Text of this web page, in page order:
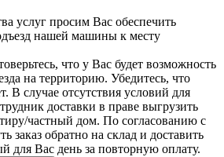
услуг просим Вас обеспечить
нашей машины к месту
что у Вас будет возможность
на территорию. Убедитесь, что
В случае отсутствия условий для
доставки в праве выгрузить
частный дом. По согласованию с
обратно на склад и доставить
для Вас день за повторную оплату.